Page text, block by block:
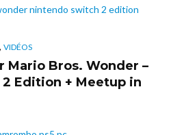
, VIDÉOS
Mario Bros. Wonder –
Edition + Meetup in